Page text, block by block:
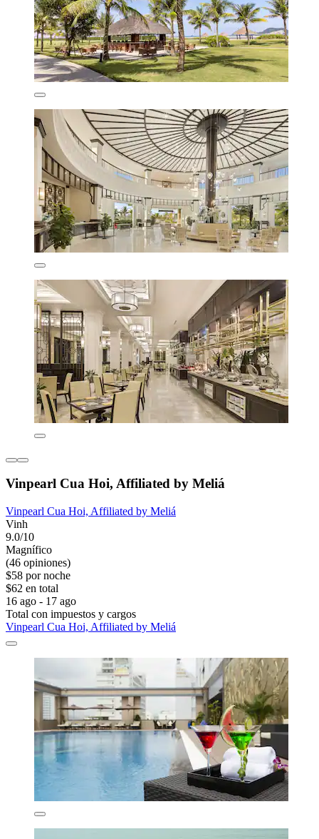
Vinpearl Cua Hoi, Affiliated by Meliá
Vinpearl Cua Hoi, Affiliated by Meliá
Vinh
9.0/10
Magnífico
(46 opiniones)
$58 por noche
$62 en total
16 ago - 17 ago
Total con impuestos y cargos
Vinpearl Cua Hoi, Affiliated by Meliá